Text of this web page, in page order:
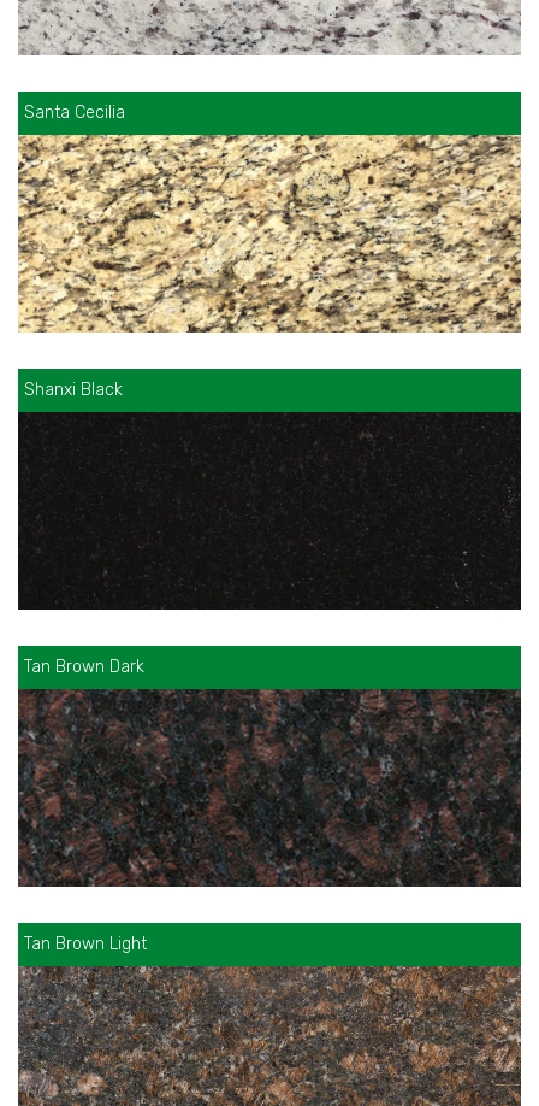
Santa Cecilia
Shanxi Black
Tan Brown Dark
Tan Brown Light